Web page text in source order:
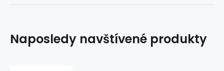
Naposledy navštívené produkty